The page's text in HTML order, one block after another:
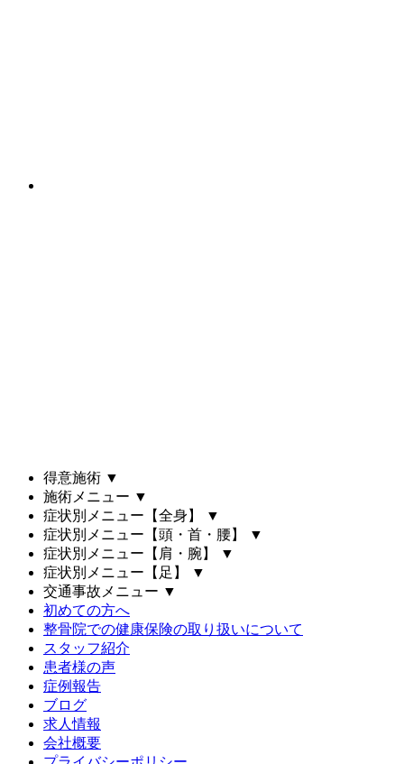
得意施術 ▼
施術メニュー ▼
症状別メニュー【全身】
▼
症状別メニュー【頭・首・腰】
▼
症状別メニュー【肩・腕】
▼
症状別メニュー【足】
▼
交通事故メニュー ▼
初めての方へ
整骨院での健康保険の取り扱いについて
スタッフ紹介
患者様の声
症例報告
ブログ
求人情報
会社概要